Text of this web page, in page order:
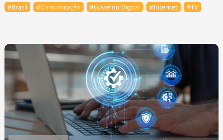
#Brasil #Comunicação #Governo Digital #Internet #TV